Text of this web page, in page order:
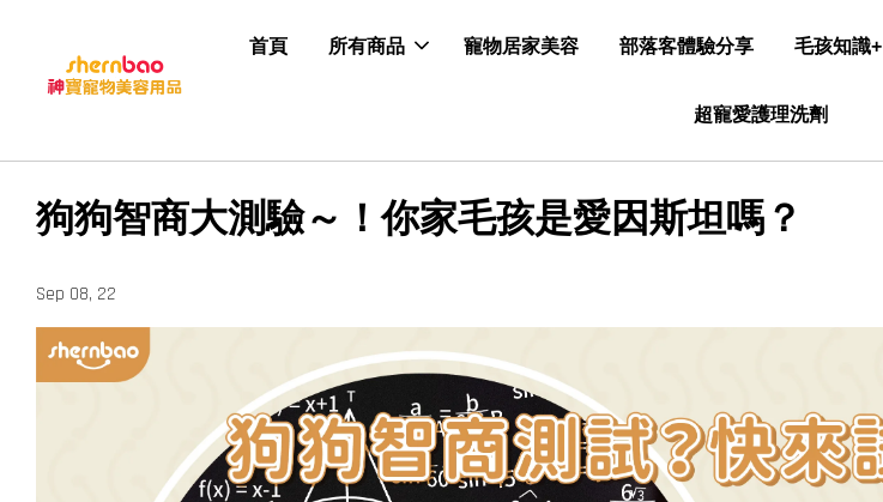
首頁 所有商品 寵物居家美容 部落客體驗分享 毛孩知識+
超寵愛護理洗劑
狗狗智商大測驗～！你家毛孩是愛因斯坦嗎？
Sep 08, 22